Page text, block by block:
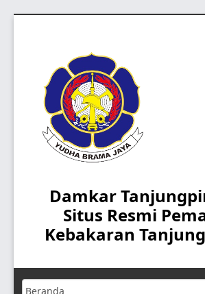
Damkar
Situs Resmi
Kebakaran